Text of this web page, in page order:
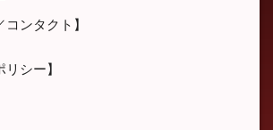
コンタクト】
リシー】